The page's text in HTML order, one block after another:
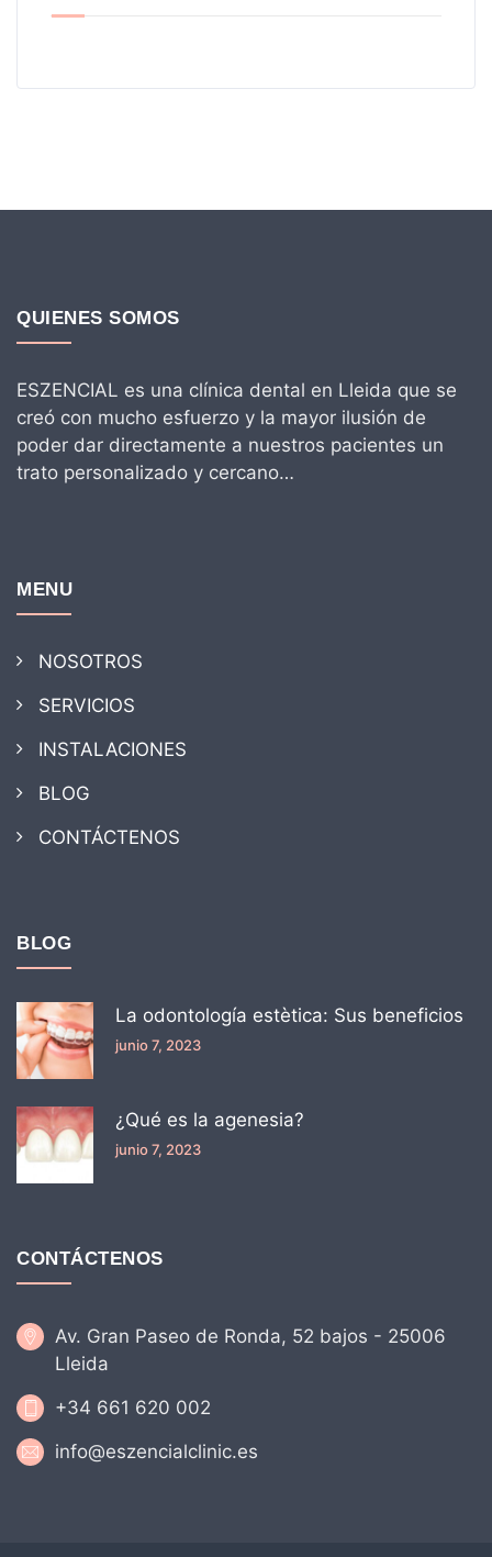
QUIENES SOMOS
ESZENCIAL es una clínica dental en Lleida que se
creó con mucho esfuerzo y la mayor ilusión de
poder dar directamente a nuestros pacientes un
trato personalizado y cercano…
MENU
NOSOTROS
SERVICIOS
INSTALACIONES
BLOG
CONTÁCTENOS
BLOG
La odontología estètica: Sus beneficios
junio 7, 2023
¿Qué es la agenesia?
junio 7, 2023
CONTÁCTENOS
Av. Gran Paseo de Ronda, 52 bajos - 25006
Lleida
+34 661 620 002
info@eszencialclinic.es